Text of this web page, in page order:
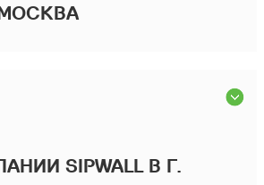
SIPWALL В Г.